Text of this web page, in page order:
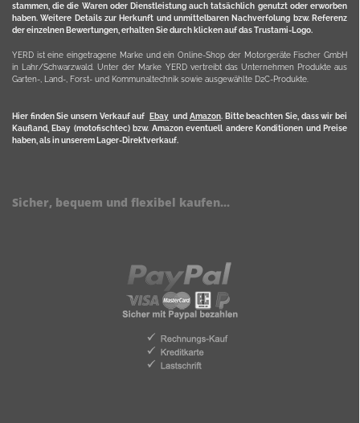
stammen, die die Waren oder Dienstleistung auch tatsächlich genutzt oder erworben
haben. Weitere Details zur Herkunft und unmittelbaren Nachverfolung bzw. Referenz
der einzelnen Bewertungen, erhalten Sie durch klicken auf das Trustami-Logo.
YERD ist eine eingetragene Marke und ein Online-Shop der Motorgeräte Fischer GmbH
in Lahr/Schwarzwald. Unter der Marke YERD vertreibt das Unternehmen Produkte aus
Garten-, Land-, Forst- und Kommunaltechnik sowie ausgewählte D2C-Produkte.
Hier finden Sie unsern Verkauf auf Ebayund Amazon. Bitte beachten Sie, dass wir bei
Kaufland, Ebay (motofischtec) bzw. Amazon eventuell andere Konditionen und Preise
haben, als in unserem Lager-Direktverkauf.
Sicher, bequem und flexibel kaufen...